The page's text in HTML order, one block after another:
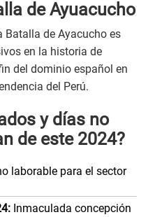
de Ayuacucho
Batalla de Ayacucho es
en la historia de
del dominio español en
del Perú.
y días no
de este 2024?
laborable para el sector
Inmaculada concepción